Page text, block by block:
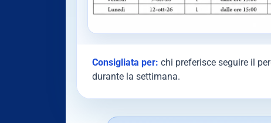
Consigliata per: chi preferisce seguire il
durante la settimana.